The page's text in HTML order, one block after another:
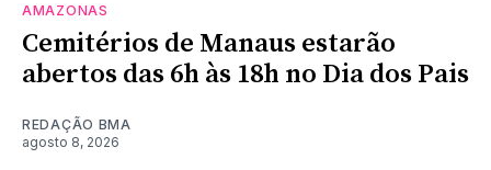
AMAZONAS
Cemitérios de Manaus estarão
abertos das 6h às 18h no Dia dos Pais
REDAÇÃO BMA
agosto 8, 2026